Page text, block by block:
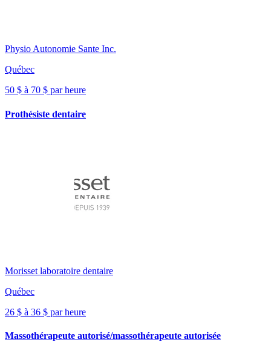
Physio Autonomie Sante Inc.
Québec
50 $ à 70 $ par heure
Prothésiste dentaire
Morisset laboratoire dentaire
Québec
26 $ à 36 $ par heure
Massothérapeute autorisé/massothérapeute autorisée